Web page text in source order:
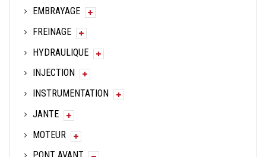
EMBRAYAGE
FREINAGE
HYDRAULIQUE
INJECTION
INSTRUMENTATION
JANTE
MOTEUR